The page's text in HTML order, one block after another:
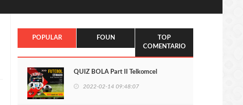
POPULAR FOUN
TOP
COMENTARIO
QUIZ BOLA Part II Telkomcel
2022-02-14 09:48:07